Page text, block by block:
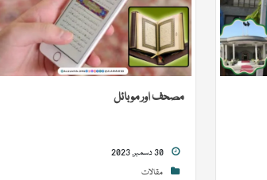
مصحف اور موبائل
مقالات